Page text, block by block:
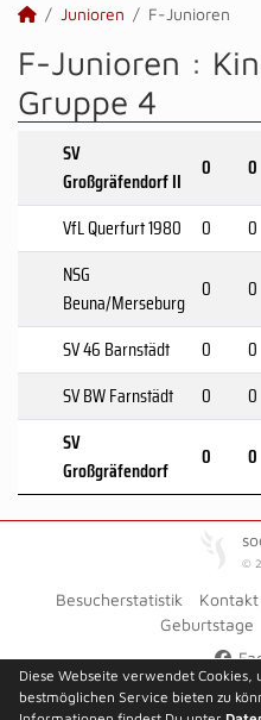
Junioren F-Junioren
F-Junioren :
Gruppe 4
SV
Großgräfendorf II
0 0
VfL Querfurt 1980 0 0
NSG
Beuna/Merseburg 0 0
SV 46 Barnstädt 0 0
SV BW Farnstädt
0 0
SV
Großgräfendorf
0 0
©
Besucherstatistik Kontakt
Geburtstage
Diese Webseite verwendet Cookies,
bestmöglichen Service bieten zu